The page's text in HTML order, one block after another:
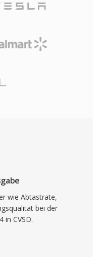
wie Abtastrate,
bei der
in CVSD.